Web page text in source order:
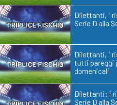
Dilettanti, i
Serie D alla
Dilettanti, i
tutti pareggi
domenicali
Dilettanti: i
Serie D alla